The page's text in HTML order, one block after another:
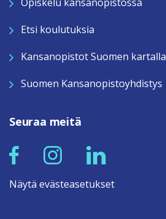
Etsi koulutuksia
Kansanopistot Suomen kartalla
Suomen Kansanopistoyhdistys
Seuraa meitä
Näytä evästeasetukset